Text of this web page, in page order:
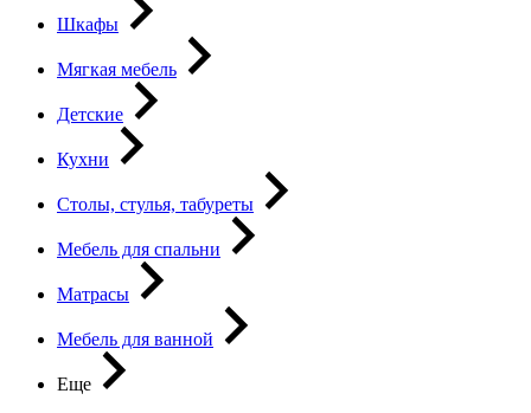
Шкафы
Мягкая мебель
Детские
Кухни
Столы, стулья, табуреты
Мебель для спальни
Матрасы
Мебель для ванной
Еще